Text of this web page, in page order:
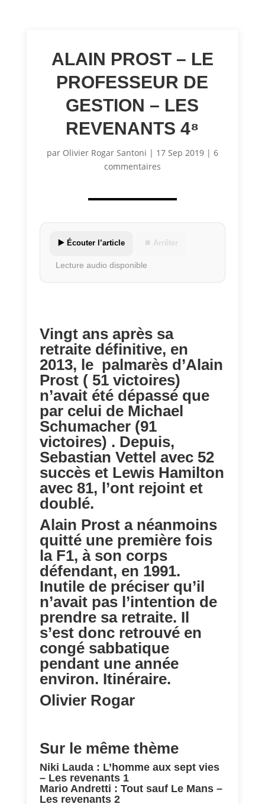
ALAIN PROST – LE
PROFESSEUR DE
GESTION – LES
REVENANTS 4⁸
par Olivier Rogar Santoni | 17 Sep 2019| 6
commentaires
▶️ Écouter l’article ⏹ Arrêter
Lecture audio disponible
Vingt ans après sa
retraite définitive, en
2013, le palmarès d’Alain
Prost ( 51 victoires)
n’avait été dépassé que
par celui de Michael
Schumacher (91
victoires) . Depuis,
Sebastian Vettel avec 52
succès et Lewis Hamilton
avec 81, l’ont rejoint et
doublé.
Alain Prost a néanmoins
quitté une première fois
la F1, à son corps
défendant, en 1991.
Inutile de préciser qu’il
n’avait pas l’intention de
prendre sa retraite. Il
s’est donc retrouvé en
congé sabbatique
pendant une année
environ. Itinéraire.
Olivier Rogar
Sur le même thème
Niki Lauda : L’homme aux sept vies
– Les revenants 1
Mario Andretti : Tout sauf Le Mans –
Les revenants 2